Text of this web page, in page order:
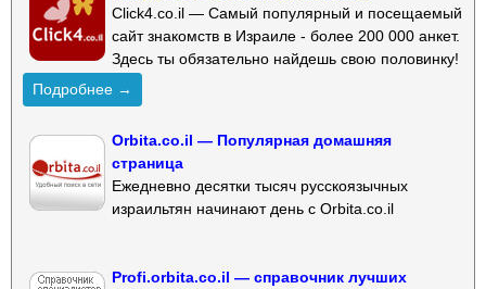
Click4.co.il — Самый популярный и посещаемый
сайт знакомств в Израиле - более 200 000 анкет.
Здесь ты обязательно найдешь свою половинку!
Подробнее →
Orbita.co.il — Популярная домашняя
страница
Ежедневно десятки тысяч русскоязычных
израильтян начинают день с Orbita.co.il
Profi.orbita.co.il — справочник лучших